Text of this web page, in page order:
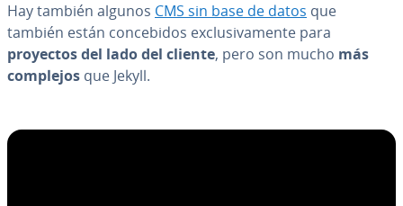
Hay también algunos CMS sin base de datos que
también están co­n­ce­bi­dos ex­clu­si­va­me­n­te para
proyectos del lado del cliente, pero son mucho más
complejos que Jekyll.